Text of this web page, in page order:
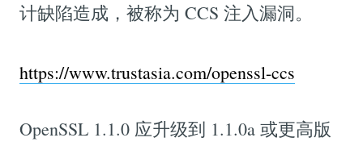
计缺陷造成，被称为 CCS 注入漏洞。
https://www.trustasia.com/openssl-ccs
OpenSSL 1.1.0 应升级到 1.1.0a 或更高版